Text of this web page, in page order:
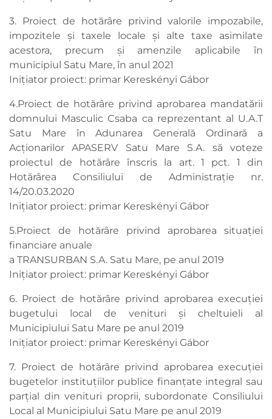
3. Proiect de hotărâre privind valorile impozabile,
impozitele și taxele locale și alte taxe asimilate
acestora, precum și amenzile aplicabile în
municipiul Satu Mare, în anul 2021
Inițiator proiect: primar Kereskényi Gábor
4.Proiect de hotărâre privind aprobarea mandatării
domnului Masculic Csaba ca reprezentant al U.A.T
Satu Mare în Adunarea Generală Ordinară a
Acţionarilor APASERV Satu Mare S.A. să voteze
proiectul de hotărâre înscris la art. 1 pct. 1 din
Hotărârea Consiliului de Administraţie nr.
14/20.03.2020
Inițiator proiect: primar Kereskényi Gábor
5.Proiect de hotărâre privind aprobarea situaţiei
financiare anuale
a TRANSURBAN S.A. Satu Mare, pe anul 2019
Inițiator proiect: primar Kereskényi Gábor
6. Proiect de hotărâre privind aprobarea execuţiei
bugetului local de venituri şi cheltuieli al
Municipiului Satu Mare pe anul 2019
Inițiator proiect: primar Kereskényi Gábor
7. Proiect de hotărâre privind aprobarea execuţiei
bugetelor instituţiilor publice finanţate integral sau
parţial din venituri proprii, subordonate Consiliului
Local al Municipiului Satu Mare pe anul 2019